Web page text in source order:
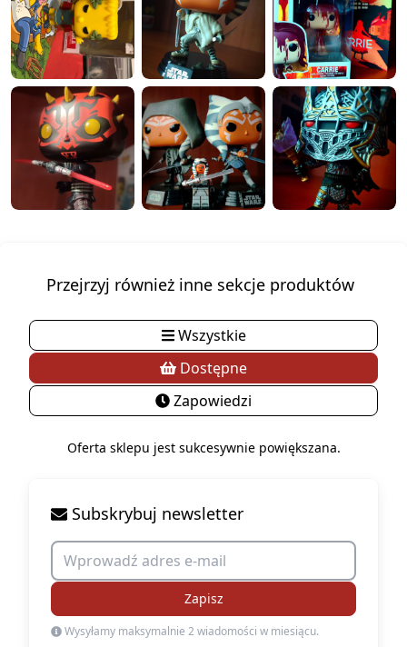
Przejrzyj również inne sekcje produktów
Wszystkie
Dostępne
Zapowiedzi
Oferta sklepu jest sukcesywnie powiększana.
Subskrybuj newsletter
Zapisz
Wysyłamy maksymalnie 2 wiadomości w miesiącu.